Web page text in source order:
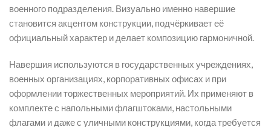
военного подразделения. Визуально именно навершие
становится акцентом конструкции, подчёркивает её
официальный характер и делает композицию гармоничной.
Навершия используются в государственных учреждениях,
военных организациях, корпоративных офисах и при
оформлении торжественных мероприятий. Их применяют в
комплекте с напольными флагштоками, настольными
флагами и даже с уличными конструкциями, когда требуется